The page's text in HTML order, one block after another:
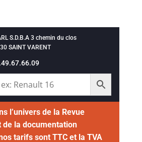
S.D.B.A 3 chemin du clos
SAINT VARENT
l’univers de la Revue
de la documentation
tarifs sont TTC et la TVA